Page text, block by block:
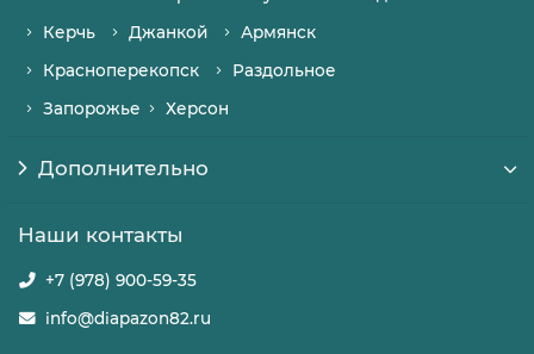
Керчь
Джанкой
Армянск
Красноперекопск
Раздольное
Запорожье
Херсон
Дополнительно
Наши контакты
+7 (978) 900-59-35
info@diapazon82.ru